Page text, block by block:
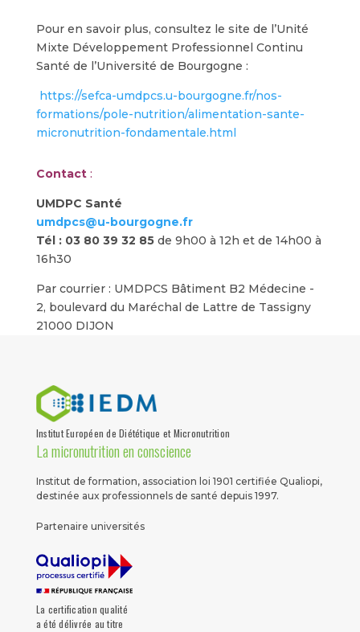
Pour en savoir plus, consultez le site de l’Unité
Mixte Développement Professionnel Continu
Santé de l’Université de Bourgogne :
https://sefca-umdpcs.u-bourgogne.fr/nos-
formations/pole-nutrition/alimentation-sante-
micronutrition-fondamentale.html
Contact:
UMDPC Santé
umdpcs@u-bourgogne.fr
Tél : 03 80 39 32 85de 9h00 à 12h et de 14h00 à
16h30
Par courrier : UMDPCS Bâtiment B2 Médecine -
2, boulevard du Maréchal de Lattre de Tassigny
21000 DIJON
Institut Européen de Diététique et Micronutrition
La micronutrition en conscience
Institut de formation, association loi 1901 certifiée Qualiopi,
destinée aux professionnels de santé depuis 1997.
Partenaire universités
La certification qualité
a été délivrée au titre